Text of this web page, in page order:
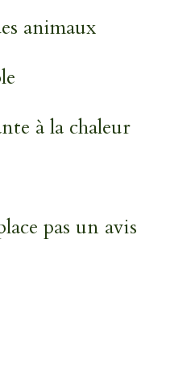
animaux
à la chaleur
pas un avis